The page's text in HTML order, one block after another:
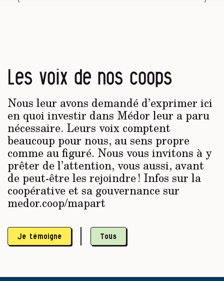
Les voix de nos coops
Nous leur avons demandé d’exprimer ici
en quoi investir dans Médor leur a paru
nécessaire. Leurs voix comptent
beaucoup pour nous, au sens propre
comme au figuré. Nous vous invitons à y
prêter de l’attention, vous aussi, avant
de peut-être les rejoindre ! Infos sur la
coopérative et sa gouvernance sur
medor.coop/mapart
Je témoigne Tous